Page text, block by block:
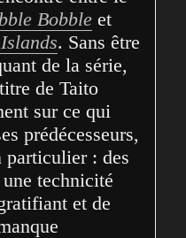
Bobble et
. Sans être
de la série,
de Taito
sur ce qui
prédécesseurs,
: des
technicité
et de